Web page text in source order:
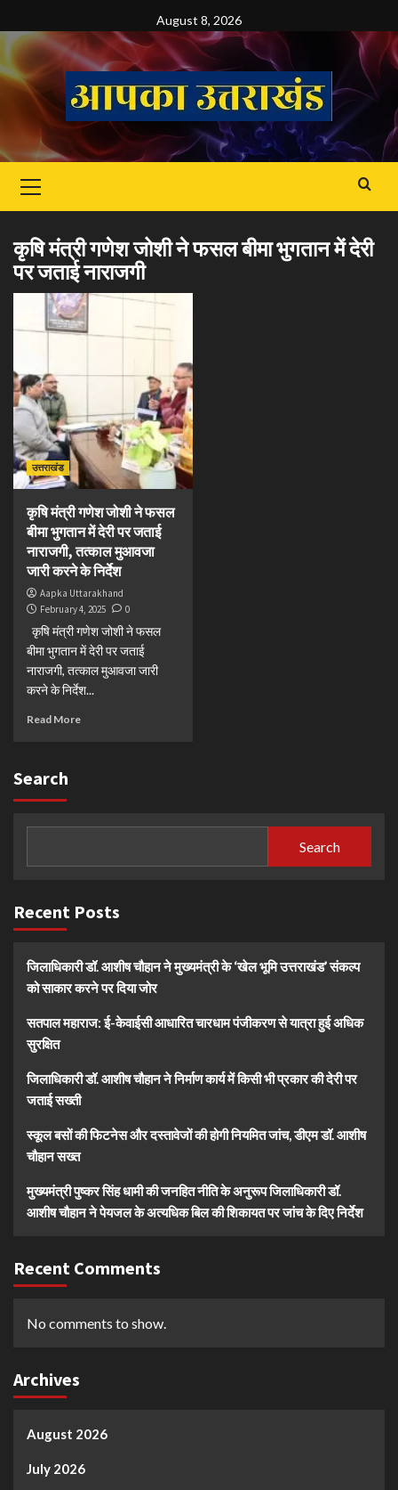
to
content
August 8, 2026
Menu
कृषि मंत्री गणेश जोशी ने फसल बीमा भुगतान में देरी
पर जताई नाराजगी
उत्तराखंड
कृषि मंत्री गणेश जोशी ने फसल
बीमा भुगतान में देरी पर जताई
नाराजगी, तत्काल मुआवजा
जारी करने के निर्देश
Aapka Uttarakhand
February 4, 2025
0
कृषि मंत्री गणेश जोशी ने फसल
बीमा भुगतान में देरी पर जताई
नाराजगी, तत्काल मुआवजा जारी
करने के निर्देश...
Read More
Search
Search
Recent Posts
जिलाधिकारी डॉ. आशीष चौहान ने मुख्यमंत्री के ‘खेल भूमि उत्तराखंड’ संकल्प
को साकार करने पर दिया जोर
सतपाल महाराज: ई-केवाईसी आधारित चारधाम पंजीकरण से यात्रा हुई अधिक
सुरक्षित
जिलाधिकारी डॉ. आशीष चौहान ने निर्माण कार्य में किसी भी प्रकार की देरी पर
जताई सख्ती
स्कूल बसों की फिटनेस और दस्तावेजों की होगी नियमित जांच, डीएम डॉ. आशीष
चौहान सख्त
मुख्यमंत्री पुष्कर सिंह धामी की जनहित नीति के अनुरूप जिलाधिकारी डॉ.
आशीष चौहान ने पेयजल के अत्यधिक बिल की शिकायत पर जांच के दिए निर्देश
Recent Comments
No comments to show.
Archives
August 2026
July 2026